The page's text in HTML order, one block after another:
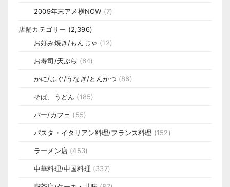
2009年末アメ横NOW (7)
店舗カテゴリー (2,396)
お好み焼き/もんじゃ (12)
お寿司/天ぷら (64)
かに/ふぐ/うなぎ/とんかつ (86)
そば、うどん (185)
バー/カフェ (55)
パスタ・イタリアン料理/フランス料理 (152)
ラーメン店 (453)
中華料理/中国料理 (337)